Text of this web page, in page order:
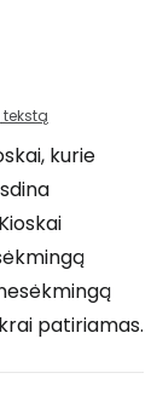
tekstą
kurie
patiriamas.